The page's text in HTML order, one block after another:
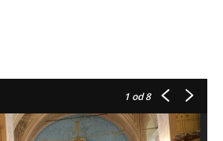
1 od 8